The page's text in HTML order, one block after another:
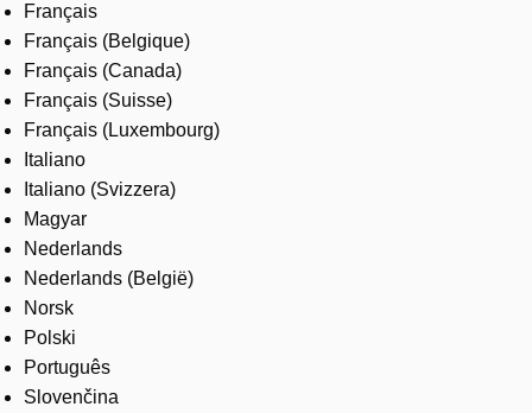
Français
Français (Belgique)
Français (Canada)
Français (Suisse)
Français (Luxembourg)
Italiano
Italiano (Svizzera)
Magyar
Nederlands
Nederlands (België)
Norsk
Polski
Português
Slovenčina